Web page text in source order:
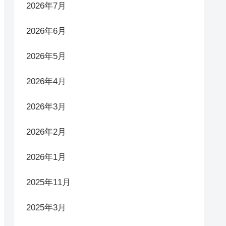
2026年7月
2026年6月
2026年5月
2026年4月
2026年3月
2026年2月
2026年1月
2025年11月
2025年3月